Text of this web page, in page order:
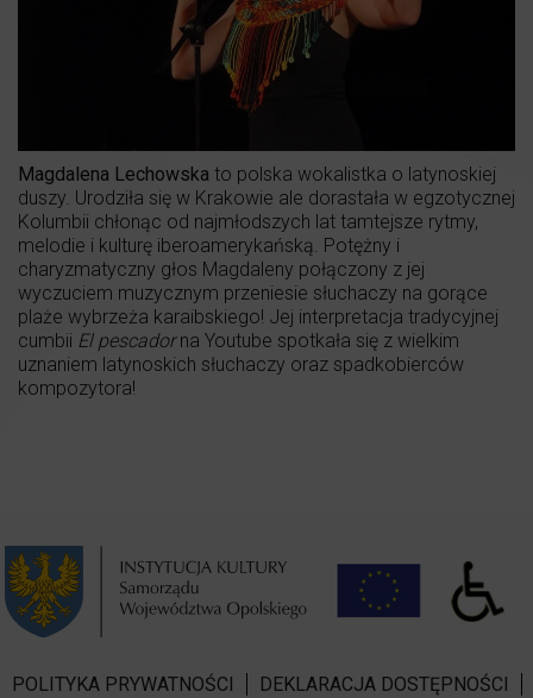
Magdalena Lechowska to polska wokalistka o latynoskiej
duszy. Urodziła się w Krakowie ale dorastała w egzotycznej
Kolumbii chłonąc od najmłodszych lat tamtejsze rytmy,
melodie i kulturę iberoamerykańską. Potężny i
charyzmatyczny głos Magdaleny połączony z jej
wyczuciem muzycznym przeniesie słuchaczy na gorące
plaże wybrzeża karaibskiego! Jej interpretacja tradycyjnej
cumbii El pescadorna Youtube spotkała się z wielkim
uznaniem latynoskich słuchaczy oraz spadkobierców
kompozytora!
POLITYKA PRYWATNOŚCI DEKLARACJA DOSTĘPNOŚCI